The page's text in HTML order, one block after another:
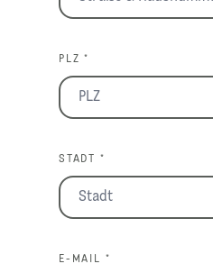
PLZ *
STADT *
E-MAIL *